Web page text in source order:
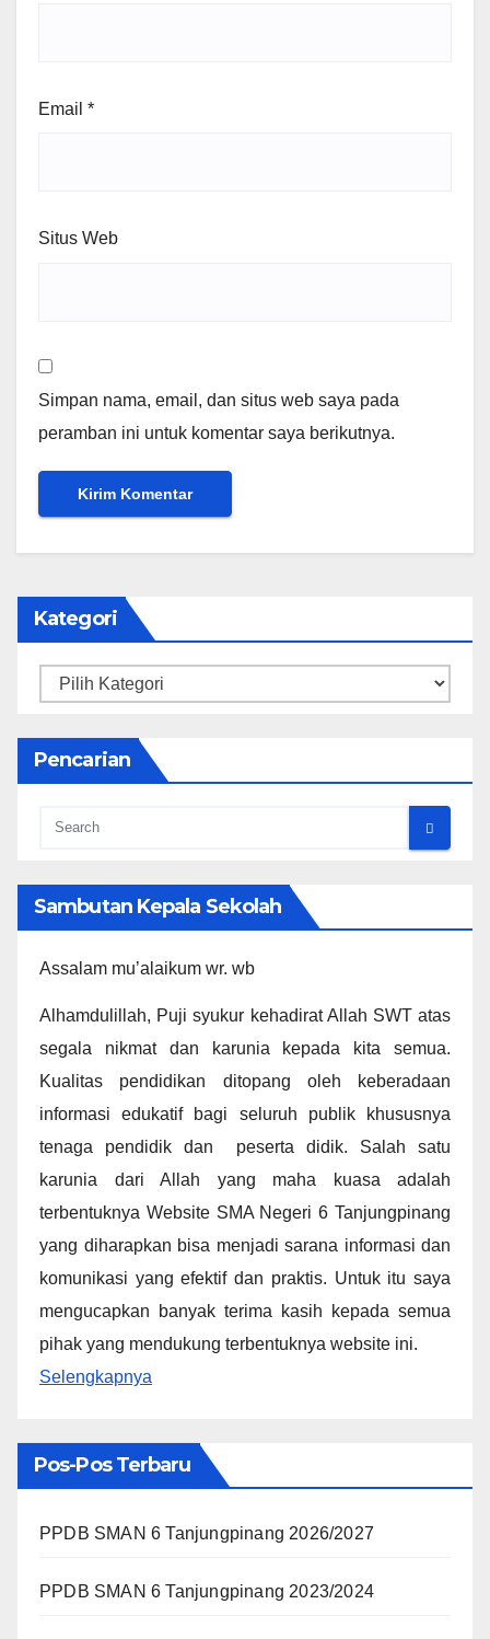
Email *
Situs Web
Simpan nama, email, dan situs web saya pada
peramban ini untuk komentar saya berikutnya.
Kategori
Kategori
Pencarian
Sambutan Kepala Sekolah
Assalam mu’alaikum wr. wb
Alhamdulillah, Puji syukur kehadirat Allah SWT atas
segala nikmat dan karunia kepada kita semua.
Kualitas pendidikan ditopang oleh keberadaan
informasi edukatif bagi seluruh publik khususnya
tenaga pendidik dan peserta didik. Salah satu
karunia dari Allah yang maha kuasa adalah
terbentuknya Website SMA Negeri 6 Tanjungpinang
yang diharapkan bisa menjadi sarana informasi dan
komunikasi yang efektif dan praktis. Untuk itu saya
mengucapkan banyak terima kasih kepada semua
pihak yang mendukung terbentuknya website ini.
Selengkapnya
Pos-Pos Terbaru
PPDB SMAN 6 Tanjungpinang 2026/2027
PPDB SMAN 6 Tanjungpinang 2023/2024